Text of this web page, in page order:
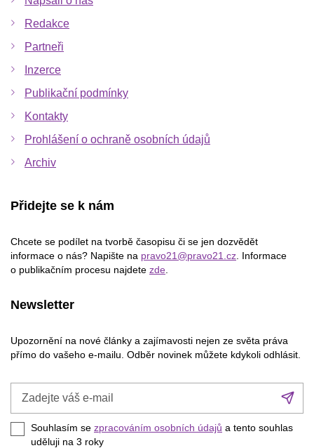
Redakce
Partneři
Inzerce
Publikační podmínky
Kontakty
Prohlášení o ochraně osobních údajů
Archiv
Přidejte se k nám
Chcete se podílet na tvorbě časopisu či se jen dozvědět
informace o nás? Napište na pravo21@pravo21.cz . Informace
o publikačním procesu najdete zde
Newsletter
Upozornění na nové články a zajímavosti nejen ze světa práva
přímo do vašeho e-mailu. Odběr novinek můžete kdykoli odhlásit.
e-
mail
Souhlasím se zpracováním osobních údajů a tento souhlas
uděluji na 3 roky